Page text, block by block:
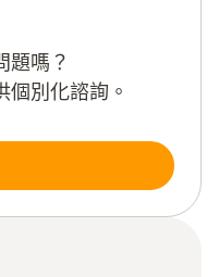
題嗎？
個別化諮詢。